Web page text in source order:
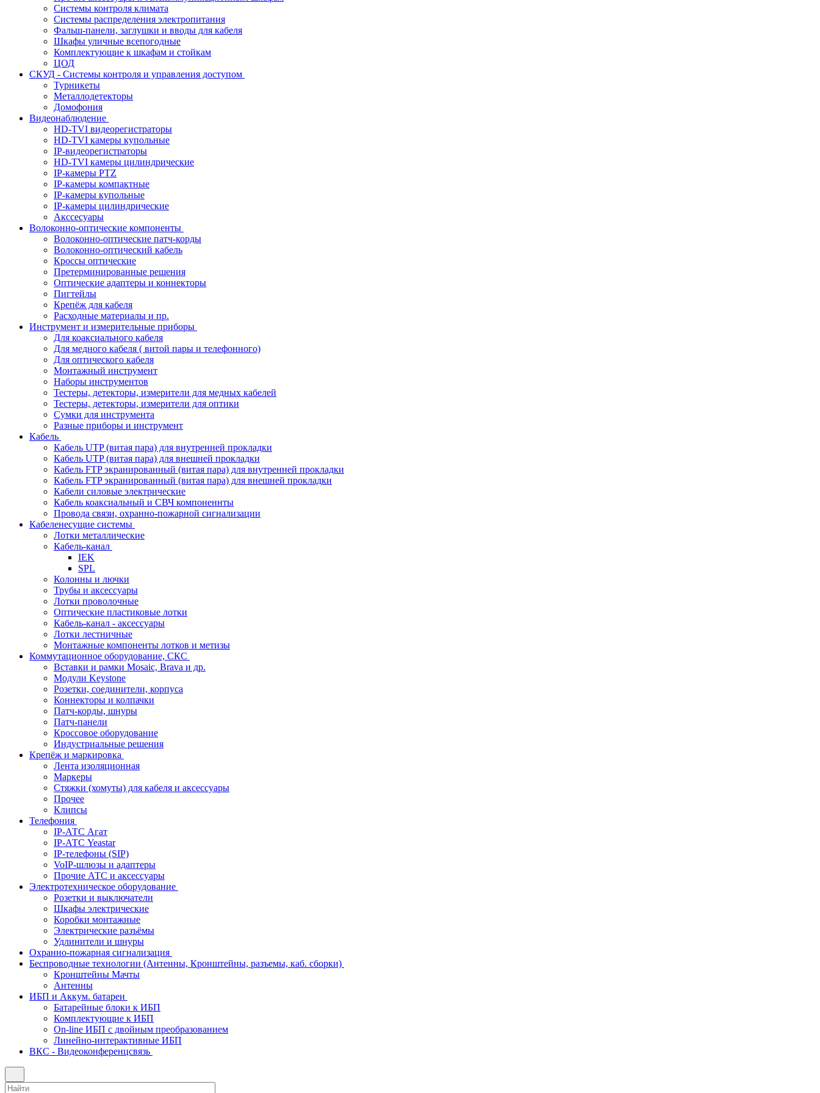
Системы контроля климата
Системы распределения электропитания
Фальш-панели, заглушки и вводы для кабеля
Шкафы уличные всепогодные
Комплектующие к шкафам и стойкам
ЦОД
СКУД - Системы контроля и управления доступом
Турникеты
Металлодетекторы
Домофония
Видеонаблюдение
HD-TVI видеорегистраторы
HD-TVI камеры купольные
IP-видеорегистраторы
HD-TVI камеры цилиндрические
IP-камеры PTZ
IP-камеры компактные
IP-камеры купольные
IP-камеры цилиндрические
Акссесуары
Волоконно-оптические компоненты
Волоконно-оптические патч-корды
Волоконно-оптический кабель
Кроссы оптические
Претерминированные решения
Оптические адаптеры и коннекторы
Пигтейлы
Крепёж для кабеля
Расходные материалы и пр.
Инструмент и измерительные приборы
Для коаксиального кабеля
Для медного кабеля ( витой пары и телефонного)
Для оптического кабеля
Монтажный инструмент
Наборы инструментов
Тестеры, детекторы, измерители для медных кабелей
Тестеры, детекторы, измерители для оптики
Сумки для инструмента
Разные приборы и инструмент
Кабель
Кабель UTP (витая пара) для внутренней прокладки
Кабель UTP (витая пара) для внешней прокладки
Кабель FTP экранированный (витая пара) для внутренней прокладки
Кабель FTP экранированный (витая пара) для внешней прокладки
Кабели силовые электрические
Кабель коаксиальный и СВЧ компоненнты
Провода связи, охранно-пожарной сигнализации
Кабеленесущие системы
Лотки металлические
Кабель-канал
IEK
SPL
Колонны и лючки
Трубы и аксессуары
Лотки проволочные
Оптические пластиковые лотки
Кабель-канал - аксессуары
Лотки лестничные
Монтажные компоненты лотков и метизы
Коммутационное оборудование, СКС
Вставки и рамки Mosaic, Brava и др.
Модули Keystone
Розетки, соединители, корпуса
Коннекторы и колпачки
Патч-корды, шнуры
Патч-панели
Кроссовое оборудование
Индустриальные решения
Крепёж и маркировка
Лента изоляционная
Маркеры
Стяжки (хомуты) для кабеля и аксессуары
Прочее
Клипсы
Телефония
IP-АТС Агат
IP-АТС Yeastar
IP-телефоны (SIP)
VoIP-шлюзы и адаптеры
Прочие АТС и аксессуары
Электротехническое оборудование
Розетки и выключатели
Шкафы электрические
Коробки монтажные
Электрические разъёмы
Удлинители и шнуры
Охранно-пожарная сигнализация
Беспроводные технологии (Антенны, Кронштейны, разъемы, каб. сборки)
Кронштейны Мачты
Антенны
ИБП и Аккум. батареи
Батарейные блоки к ИБП
Комплектующие к ИБП
On-line ИБП с двойным преобразованием
Линейно-интерактивные ИБП
ВКС - Видеоконференцсвязь